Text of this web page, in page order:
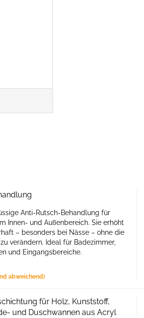
Anti-Rutsch-Behandlung für
Innen- und Außenbereich. Sie erhöht
– besonders bei Nässe – ohne die
verändern. Ideal für Badezimmer,
und Eingangsbereiche.
abweichend)
für Holz, Kunststoff,
und Duschwannen aus Acryl